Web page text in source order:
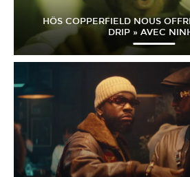
HÖS COPPERFIELD NOUS
DRIP » AVEC